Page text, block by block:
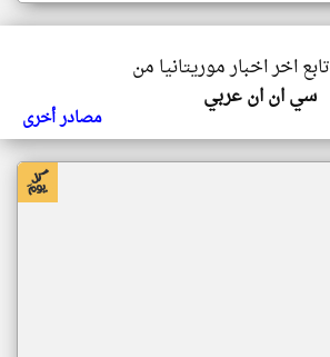
تابع اخر اخبار موريتانيا من
سي ان ان عربي
مصادر أخرى